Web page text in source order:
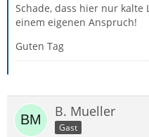
Schade, dass hier nur kalte
einem eigenen Anspruch!
Guten Tag
B. Mueller
Gast